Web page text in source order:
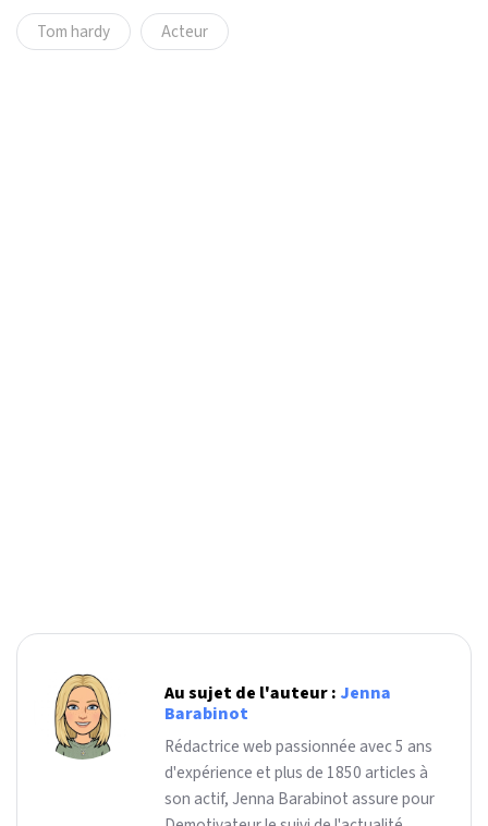
Tom hardy Acteur
Au sujet de l'auteur : Jenna
Barabinot
Rédactrice web passionnée avec 5 ans
d'expérience et plus de 1850 articles à
son actif, Jenna Barabinot assure pour